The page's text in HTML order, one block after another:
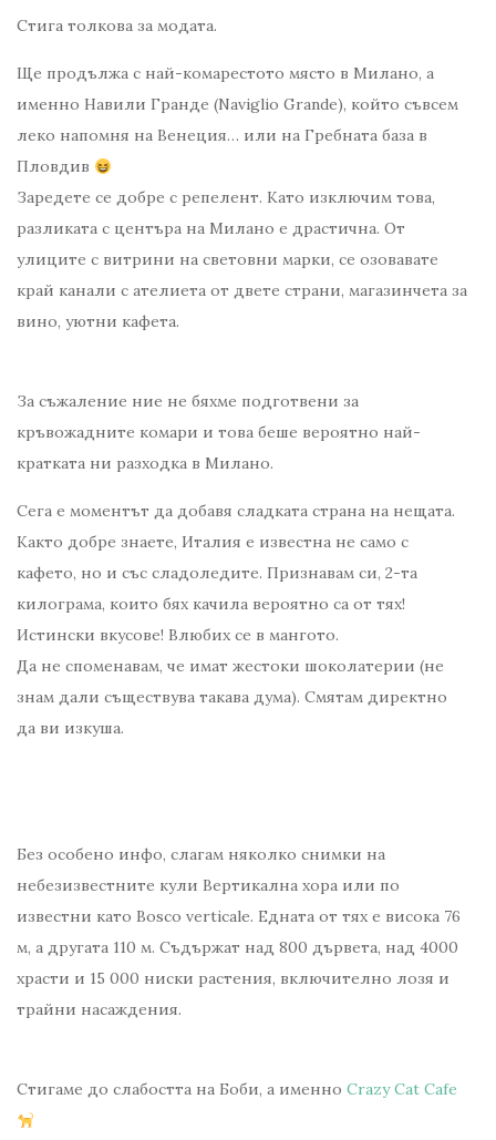
Стига толкова за модата.
Ще продължа с най-комарестото място в Милано, а
именно Навили Гранде (Naviglio Grande), който съвсем
леко напомня на Венеция… или на Гребната база в
Пловдив
Заредете се добре с репелент. Като изключим това,
разликата с центъра на Милано е драстична. От
улиците с витрини на световни марки, се озовавате
край канали с ателиета от двете страни, магазинчета за
вино, уютни кафета.
За съжаление ние не бяхме подготвени за
кръвожадните комари и това беше вероятно най-
кратката ни разходка в Милано.
Сега е моментът да добавя сладката страна на нещата.
Както добре знаете, Италия е известна не само с
кафето, но и със сладоледите. Признавам си, 2-та
килограма, които бях качила вероятно са от тях!
Истински вкусове! Влюбих се в мангото.
Да не споменавам, че имат жестоки шоколатерии (не
знам дали съществува такава дума). Смятам директно
да ви изкуша.
Без особено инфо, слагам няколко снимки на
небезизвестните кули Вертикална хора или по
известни като Bosco verticale. Едната от тях е висока 76
м, а другата 110 м. Съдържат над 800 дървета, над 4000
храсти и 15 000 ниски растения, включително лозя и
трайни насаждения.
Стигаме до слабостта на Боби, а именно Crazy Cat Cafe